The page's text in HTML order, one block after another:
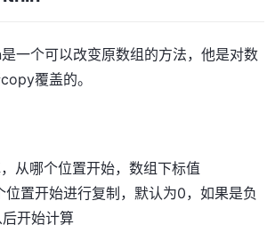
一个可以改变原数组的方法，他是对数
覆盖的。
从哪个位置开始，数组下标值
置开始进行复制，默认为0，如果是负
开始计算